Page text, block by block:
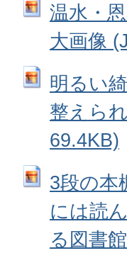
温水・
大画像
明るい
整えら
69.4KB)
3段の本
には読
る図書